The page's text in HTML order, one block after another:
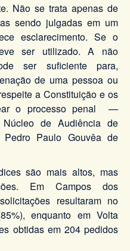
Não se trata apenas de
sendo julgadas em um
esclarecimento. Se o
ser utilizado. A não
ser suficiente para,
de uma pessoa ou
a Constituição e os
o processo penal —
de Audiência de
Pedro Paulo Gouvêa de
são mais altos, mas
Em Campos dos
resultaram no
enquanto em Volta
obtidas em 204 pedidos